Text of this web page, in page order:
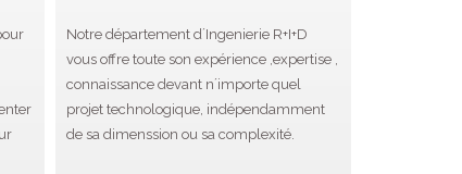
Notre département d´Ingenierie R+I+D
vous offre toute son expérience ,expertise ,
connaissance devant n´importe quel
projet technologique, indépendamment
de sa dimenssion ou sa complexité.